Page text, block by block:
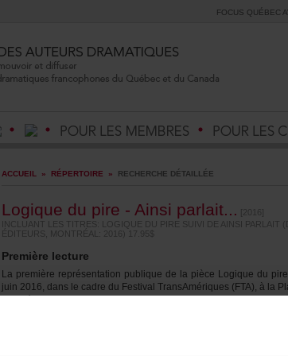
ACCUEIL » RÉPERTOIRE » RECHERCHEDÉTAILLÉE
Logiquedupire-Ainsiparlait... [2016]
ÉDITEURS,MONTRÉAL:2016)17.95$
Premièrelecture